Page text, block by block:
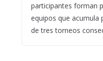
participantes forman
equipos que acumula
de tres torneos